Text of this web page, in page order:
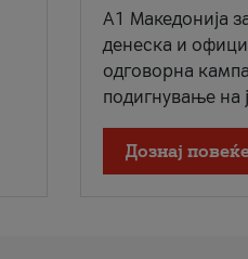
A1 Македонија
денеска и
одговорна
подигнување на
Дознај